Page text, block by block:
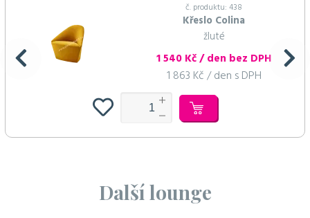
č. produktu: 438
Křeslo Colina
žluté
1 540 Kč / den bez DPH
1 863 Kč / den s DPH
Další lounge